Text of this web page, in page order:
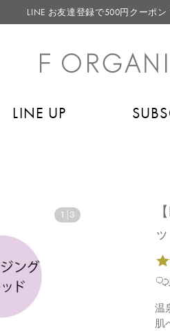
LINE お友達登録で500円クーポン
【重要】お盆期間中のお問い合わせと商
LINE お友達登録で500円クーポ
LINE UP
1 3
温
肌